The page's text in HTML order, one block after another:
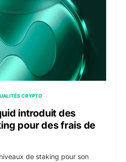
CRYPTO
introduit des
pour des frais de
de staking pour son